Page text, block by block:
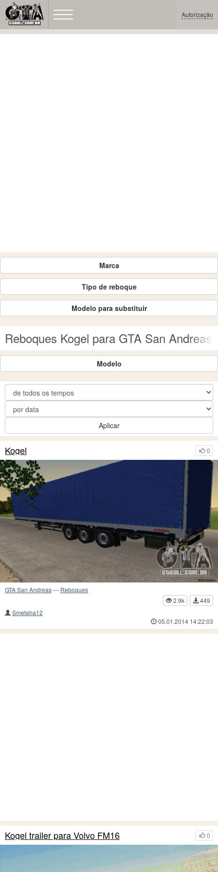
Autorização
Marca
Tipo de reboque
Modelo para substituir
Reboques Kogel para GTA San Andreas
Modelo
Aplicar
0
Kogel
GTA San Andreas— Reboques
2.9k
449
Smetaha12
05.01.2014 14:22:03
0
Kogel trailer para Volvo FM16